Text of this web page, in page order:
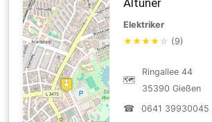
Elektriker
★★★★ ☆ (9)
🗺
Ringallee 44
35390 Gießen
☎
0641 39930045